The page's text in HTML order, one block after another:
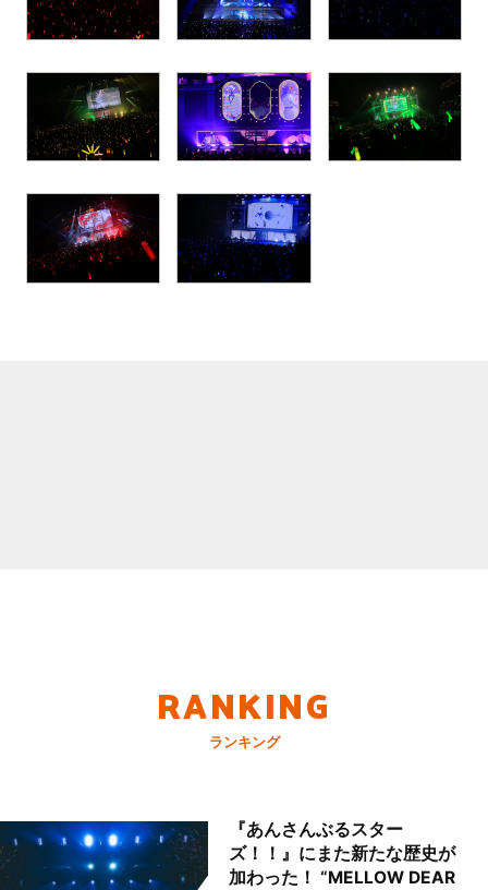
RANKING
ランキング
『あんさんぶるスター
ズ！！』にまた新たな歴史が
加わった！ “MELLOW DEAR